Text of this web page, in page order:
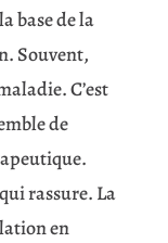
base de la
Souvent,
C’est
de
rassure. La
en